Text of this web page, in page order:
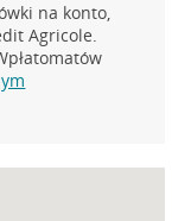
na konto,
Agricole.